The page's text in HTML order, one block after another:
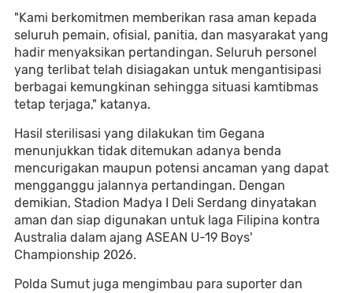
"Kami berkomitmen memberikan rasa aman kepada
seluruh pemain, ofisial, panitia, dan masyarakat yang
hadir menyaksikan pertandingan. Seluruh personel
yang terlibat telah disiagakan untuk mengantisipasi
berbagai kemungkinan sehingga situasi kamtibmas
tetap terjaga," katanya.
Hasil sterilisasi yang dilakukan tim Gegana
menunjukkan tidak ditemukan adanya benda
mencurigakan maupun potensi ancaman yang dapat
mengganggu jalannya pertandingan. Dengan
demikian, Stadion Madya I Deli Serdang dinyatakan
aman dan siap digunakan untuk laga Filipina kontra
Australia dalam ajang ASEAN U-19 Boys'
Championship 2026.
Polda Sumut juga mengimbau para suporter dan